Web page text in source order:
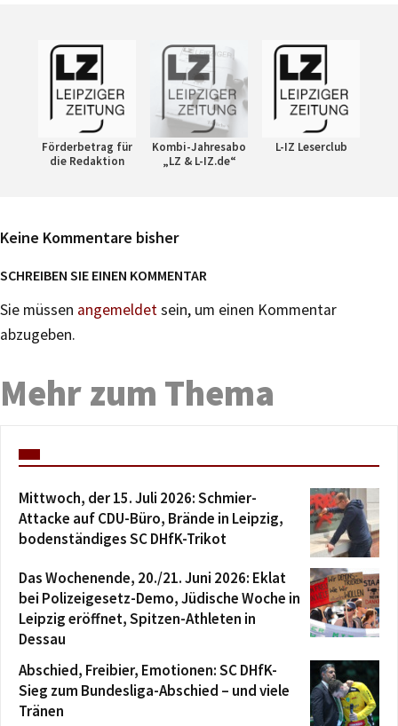
Förderbetrag für
die Redaktion
Kombi-Jahresabo
„LZ & L-IZ.de“
L-IZ Leserclub
Keine Kommentare bisher
SCHREIBEN SIE EINEN KOMMENTAR
Sie müssen angemeldetsein, um einen Kommentar
abzugeben.
Mehr zum Thema
Mittwoch, der 15. Juli 2026: Schmier-
Attacke auf CDU-Büro, Brände in Leipzig,
bodenständiges SC DHfK-Trikot
Das Wochenende, 20./21. Juni 2026: Eklat
bei Polizeigesetz-Demo, Jüdische Woche in
Leipzig eröffnet, Spitzen-Athleten in
Dessau
Abschied, Freibier, Emotionen: SC DHfK-
Sieg zum Bundesliga-Abschied – und viele
Tränen